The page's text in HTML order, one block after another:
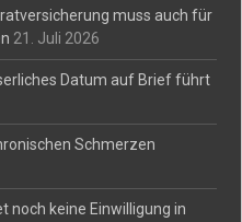
muss auch für
21. Juli 2026
Datum auf Brief führt
Schmerzen
noch keine Einwilligung in